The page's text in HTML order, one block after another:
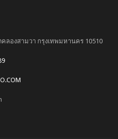
ลองสามวา กรุงเทพมหานคร 10510